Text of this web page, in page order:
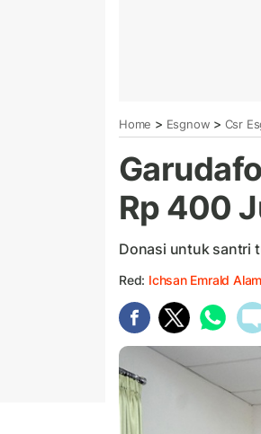
Home > Esgnow > Csr
Rp 400
Donasi untuk santri
Red: Ichsan Emrald